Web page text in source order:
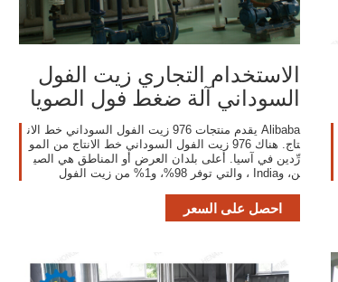
الاستخدام التجاري زيت الفول
السوداني آلة ضغط فول الصويا
Alibaba يقدم منتجات 976 زيت الفول السوداني خط الان
تاج. هناك 976 زيت الفول السوداني خط الانتاج من المو
رِّدين في آسيا. أعلى بلدان العرض أو المناطق هي الصي
ن، وIndia ، والتي توفر 98%، و1% من زيت الفول
احصل على السعر